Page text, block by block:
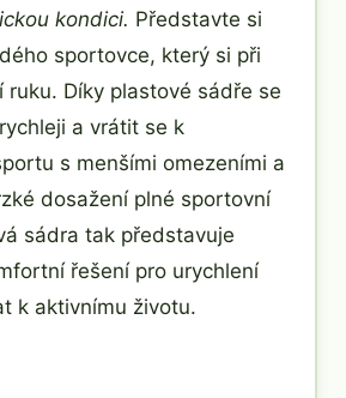
kondici. Představte si
sportovce, který si při
ruku. Díky plastové sádře se
a vrátit se k
s menšími omezeními a
dosažení plné sportovní
sádra tak představuje
řešení pro urychlení
k aktivnímu životu.